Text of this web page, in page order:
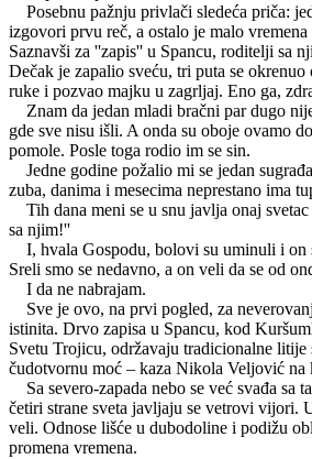
Posebnu pažnju privlači sledeća priča:
izgovori prvu reč, a ostalo je malo
Saznavši za ''zapis'' u Spancu, roditelji sa
Dečak je zapalio sveću, tri puta se okrenuo
ruke i pozvao majku u zagrljaj. Eno ga,
Znam da jedan mladi bračni par dugo
gde sve nisu išli. A onda su oboje ovamo
pomole. Posle toga rodio im se sin.
Jedne godine požalio mi se jedan
zuba, danima i mesecima neprestano ima
Tih dana meni se u snu javlja onaj
sa njim!''
I, hvala Gospodu, bolovi su uminuli i on
Sreli smo se nedavno, a on veli da se od
I da ne nabrajam.
Sve je ovo, na prvi pogled, za
istinita. Drvo zapisa u Spancu, kod
Svetu Trojicu, održavaju tradicionalne litije
čudotvornu moć – kaza Nikola Veljović na
Sa severo-zapada nebo se već svađa sa
četiri strane sveta javljaju se vetrovi vijori.
veli. Odnose lišće u dubodoline i podižu
promena vremena.